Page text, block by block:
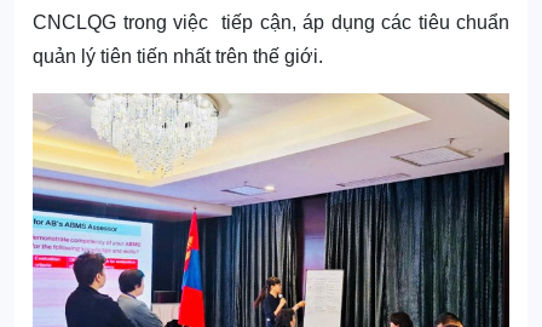
CNCLQG trong việc tiếp cận, áp dụng các tiêu chuẩn
quản lý tiên tiến nhất trên thế giới.